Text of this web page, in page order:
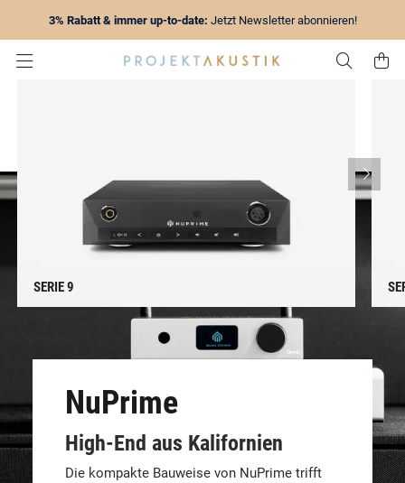
3% Rabatt & immer up-to-date: Jetzt Newsletter abonnieren!
Zur
SERIE 9
NuPrime
High-End aus Kalifornien
Die kompakte Bauweise von NuPrime trifft